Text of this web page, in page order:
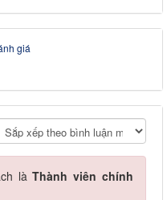
giá
làThành viên chính